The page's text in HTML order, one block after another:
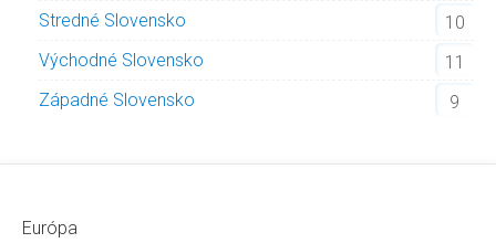
Stredné Slovensko
10
Východné Slovensko
11
Západné Slovensko
9
Európa